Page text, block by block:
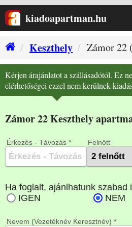
kiadoapartman.hu
Keszthely
Zámor 22
Kérjen árajánlatot a szállásadótól. Ez
elérhetőségei ezzel nem kerülnek
Zámor 22 Keszthely
Érkezés - Távozás * Felnőtt
Nevem (Vezetéknév Keresztnév) *